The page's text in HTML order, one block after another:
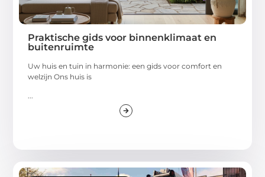
Praktische gids voor binnenklimaat en
buitenruimte
Uw huis en tuin in harmonie: een gids voor comfort en
welzijn Ons huis is
...